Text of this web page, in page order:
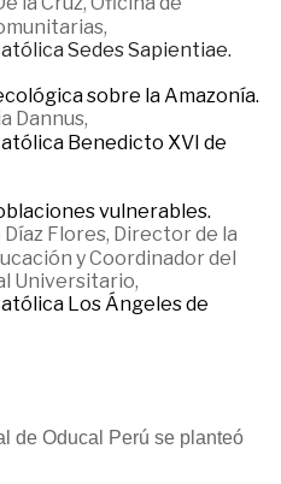
Sedes Sapientiae.
sobre la Amazonía.
Dannus,
Benedicto XVI de
vulnerables.
Flores, Director de la
y Coordinador del
Universitario,
Los Ángeles de
de Oducal Perú se planteó